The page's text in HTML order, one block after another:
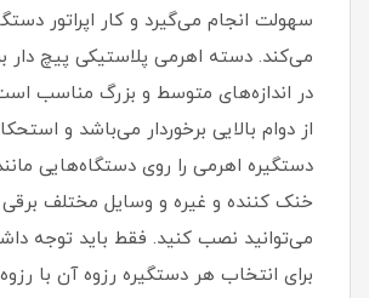
سهولت انجام می‌گیرد و کار اپراتور
می‌کند. دسته اهرمی پلاستیکی پیچ دار
در اندازه‌های متوسط و بزرگ مناسب
از دوام بالایی برخوردار می‌باشد و
دستگیره اهرمی را روی دستگاه‌هایی
خنک کننده و غیره و وسایل مختلف
می‌توانید نصب کنید. فقط باید توجه
برای انتخاب هر دستگیره رزوه آن با